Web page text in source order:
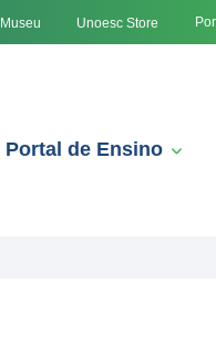
Museu Unoesc Store
Portal de Ensino